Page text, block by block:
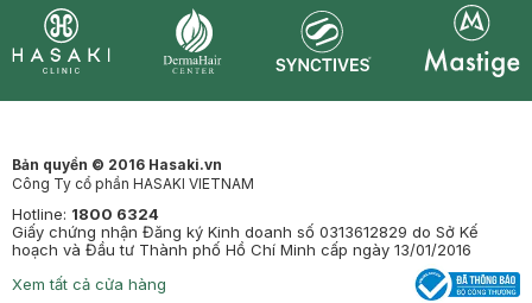
Bản quyền © 2016 Hasaki.vn
Công Ty cổ phần HASAKI VIETNAM
Hotline: 1800 6324
Giấy chứng nhận Đăng ký Kinh doanh số 0313612829 do Sở Kế
hoạch và Đầu tư Thành phố Hồ Chí Minh cấp ngày 13/01/2016
Xem tất cả cửa hàng